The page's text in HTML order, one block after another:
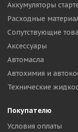
Аккумуляторы
Расходные
Сопутствующие
Аксессуары
Автомасла
Автохимия и
Технические
Покупателю
Условия оплаты